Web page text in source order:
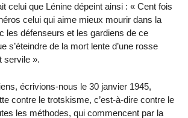
celui que Lénine dépeint ainsi : « Cent fois
celui qui aime mieux mourir dans la
les défenseurs et les gardiens de ce
s’éteindre de la mort lente d’une rosse
servile ».
écrivions-nous le 30 janvier 1945,
contre le trotskisme, c’est-à-dire contre le
les méthodes, qui commencent par la